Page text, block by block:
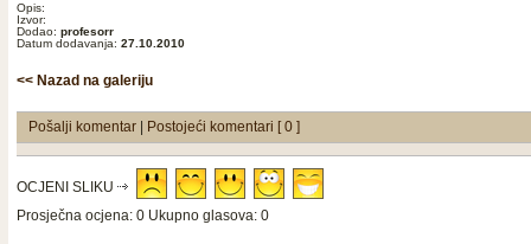
Opis:
Izvor:
Dodao: profesorr
Datum dodavanja: 27.10.2010
<< Nazad na galeriju
Pošalji komentar Postojeći komentari [ 0 ]
OCJENI SLIKU
Prosječna ocjena: 0 Ukupno glasova: 0